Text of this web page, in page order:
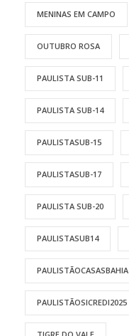
MENINAS EM CAMPO
OUTUBRO ROSA
PAULISTA SUB-11
PAULISTA SUB-14
PAULISTASUB-15
PAULISTASUB-17
PAULISTA SUB-20
PAULISTASUB14
PAULISTÃOCASASBAHIA
PAULISTÃOSICREDI2025